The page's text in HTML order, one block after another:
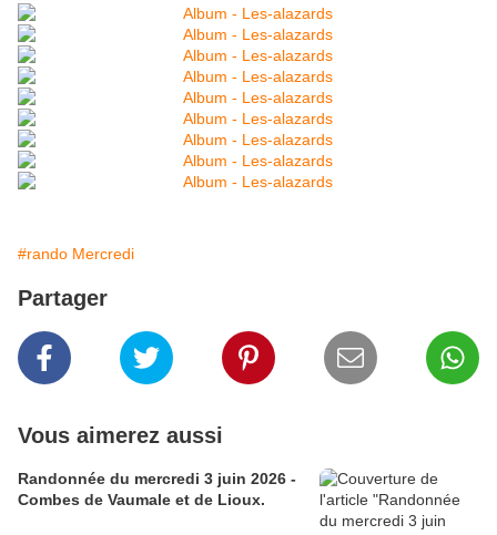
#rando Mercredi
Partager
Vous aimerez aussi
Randonnée du mercredi 3 juin 2026 -
Combes de Vaumale et de Lioux.